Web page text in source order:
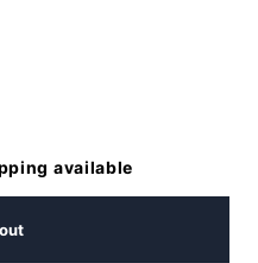
available